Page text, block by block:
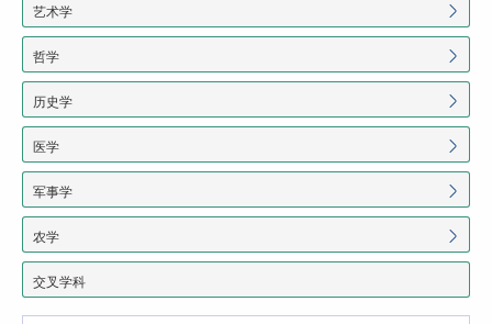
艺术学
哲学
历史学
医学
军事学
农学
交叉学科